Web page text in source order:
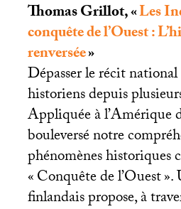
Thomas Grillot, «Les
conquête de l’Ouest :
renversée»
Dépasser le récit
historiens depuis
Appliquée à l’Amérique
bouleversé notre
phénomènes historiques
«Conquête de l’Ouest».
finlandais propose, à